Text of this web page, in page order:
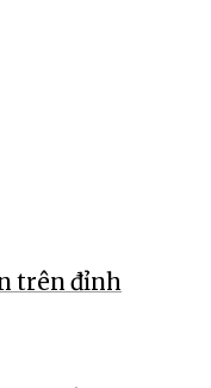
trên đỉnh